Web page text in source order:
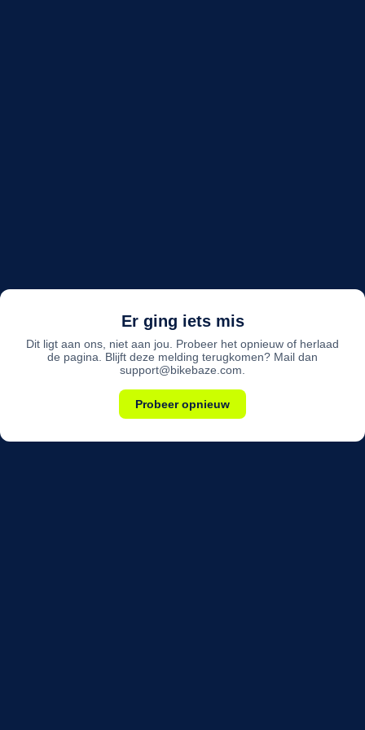
Er ging iets mis
Dit ligt aan ons, niet aan jou. Probeer het opnieuw of herlaad
de pagina. Blijft deze melding terugkomen? Mail dan
support@bikebaze.com.
Probeer opnieuw